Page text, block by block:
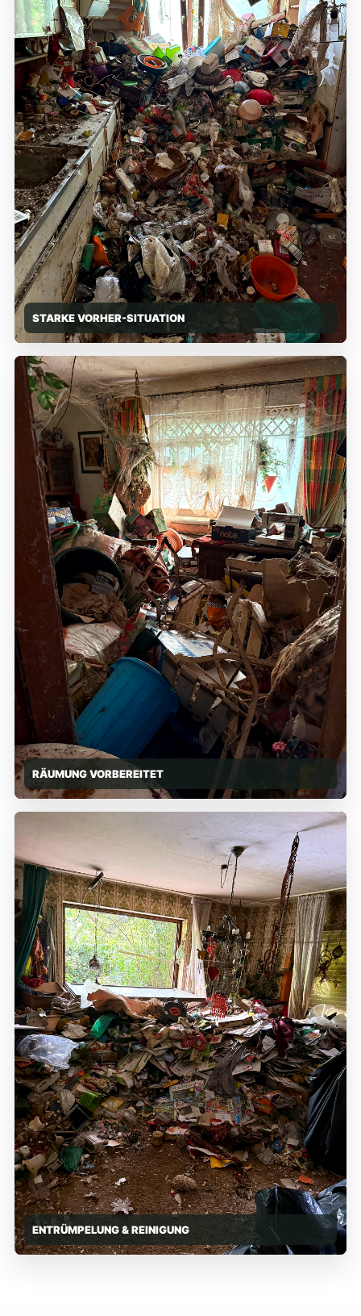
STARKE VORHER-SITUATION
RÄUMUNG VORBEREITET
ENTRÜMPELUNG & REINIGUNG